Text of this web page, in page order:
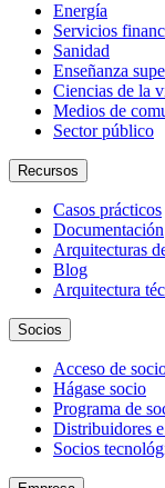
Energía
Servicios
Sanidad
Enseñanza
Ciencias de la
Medios de
Sector público
Recursos
Casos prácticos
Documentación
Arquitecturas
Blog
Arquitectura
Socios
Acceso de
Hágase socio
Programa de
Distribuidores
Socios